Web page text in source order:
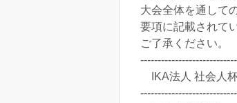
大会全体を通して
要項に記載されて
ご了承ください。
IKA法人 社会人